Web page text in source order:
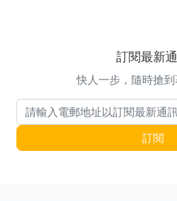
訂閱最新
快人一步，隨時搶到
電郵地址 訂閱